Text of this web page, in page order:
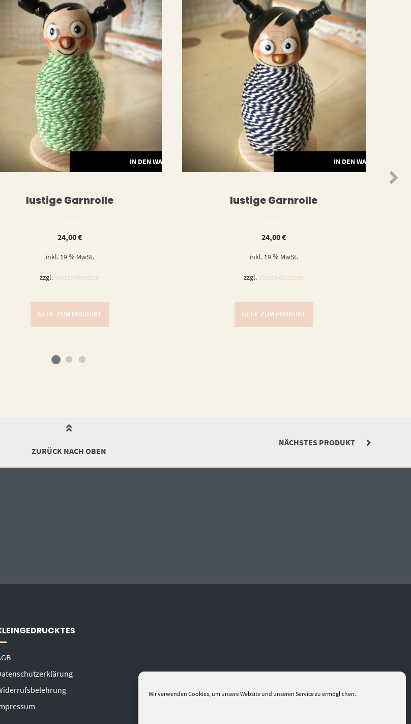
Wir verwenden Cookies, um unsere Website und unseren Service zu ermöglichen.
IN DEN WARENKORB
lustige Garnrolle
24,00€
inkl. 19 % MwSt.
zzgl.Versandkosten
GEHE ZUM PRODUKT
IN DEN WARENKORB
lustige Garnrolle
24,00€
inkl. 19 % MwSt.
zzgl.Versandkosten
GEHE ZUM PRODUKT
NÄCHSTES PRODUKT
ZURÜCK NACH OBEN